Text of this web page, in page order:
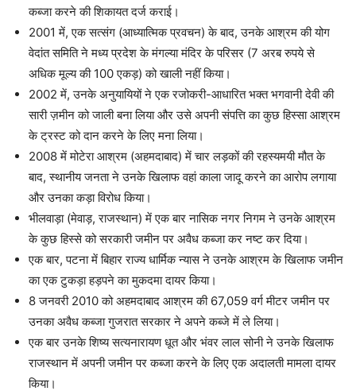
कब्जा करने की शिकायत दर्ज कराई।
2001 में, एक सत्संग (आध्यात्मिक प्रवचन) के बाद, उनके आश्रम की योग
वेदांत समिति ने मध्य प्रदेश के मंगल्या मंदिर के परिसर (7 अरब रुपये से
अधिक मूल्य की 100 एकड़) को खाली नहीं किया।
2002 में, उनके अनुयायियों ने एक रजोकरी-आधारित भक्त भगवानी देवी की
सारी ज़मीन को जाली बना लिया और उसे अपनी संपत्ति का कुछ हिस्सा आश्रम
के ट्रस्ट को दान करने के लिए मना लिया।
2008 में मोटेरा आश्रम (अहमदाबाद) में चार लड़कों की रहस्यमयी मौत के
बाद, स्थानीय जनता ने उनके खिलाफ वहां काला जादू करने का आरोप लगाया
और उनका कड़ा विरोध किया।
भीलवाड़ा (मेवाड़, राजस्थान) में एक बार नासिक नगर निगम ने उनके आश्रम
के कुछ हिस्से को सरकारी जमीन पर अवैध कब्जा कर नष्ट कर दिया।
एक बार, पटना में बिहार राज्य धार्मिक न्यास ने उनके आश्रम के खिलाफ जमीन
का एक टुकड़ा हड़पने का मुकदमा दायर किया।
8 जनवरी 2010 को अहमदाबाद आश्रम की 67,059 वर्ग मीटर जमीन पर
उनका अवैध कब्जा गुजरात सरकार ने अपने कब्जे में ले लिया।
एक बार उनके शिष्य सत्यनारायण धूत और भंवर लाल सोनी ने उनके खिलाफ
राजस्थान में अपनी जमीन पर कब्जा करने के लिए एक अदालती मामला दायर
किया।